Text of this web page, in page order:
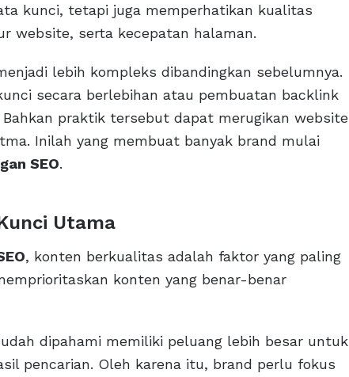
kunci, tetapi juga memperhatikan kualitas
website, serta kecepatan halaman.
lebih kompleks dibandingkan sebelumnya.
secara berlebihan atau pembuatan backlink
praktik tersebut dapat merugikan website
Inilah yang membuat banyak brand mulai
SEO.
Utama
, konten berkualitas adalah faktor yang paling
konten yang benar-benar
dipahami memiliki peluang lebih besar untuk
pencarian. Oleh karena itu, brand perlu fokus